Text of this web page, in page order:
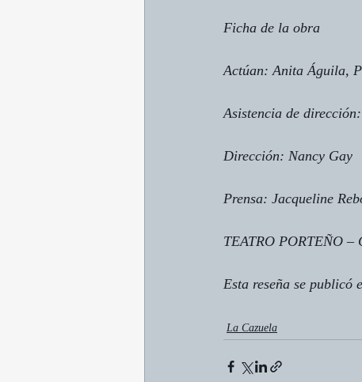
Ficha de la obra
Actúan: Anita Águila,
Asistencia de
Dirección: Nancy Gay
Prensa: Jacqueline
TEATRO PORTEÑO –
Esta reseña se publicó
La Cazuela